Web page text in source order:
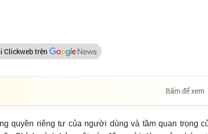
Clickweb trên
Bấm để xem
quyền riêng tư của người dùng và tầm quan trọng